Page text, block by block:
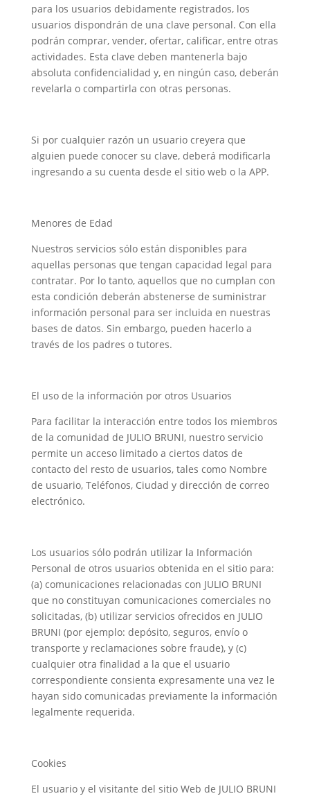
para los usuarios debidamente registrados, los
usuarios dispondrán de una clave personal. Con ella
podrán comprar, vender, ofertar, calificar, entre otras
actividades. Esta clave deben mantenerla bajo
absoluta confidencialidad y, en ningún caso, deberán
revelarla o compartirla con otras personas.
Si por cualquier razón un usuario creyera que
alguien puede conocer su clave, deberá modificarla
ingresando a su cuenta desde el sitio web o la APP.
Menores de Edad
Nuestros servicios sólo están disponibles para
aquellas personas que tengan capacidad legal para
contratar. Por lo tanto, aquellos que no cumplan con
esta condición deberán abstenerse de suministrar
información personal para ser incluida en nuestras
bases de datos. Sin embargo, pueden hacerlo a
través de los padres o tutores.
El uso de la información por otros Usuarios
Para facilitar la interacción entre todos los miembros
de la comunidad de JULIO BRUNI, nuestro servicio
permite un acceso limitado a ciertos datos de
contacto del resto de usuarios, tales como Nombre
de usuario, Teléfonos, Ciudad y dirección de correo
electrónico.
Los usuarios sólo podrán utilizar la Información
Personal de otros usuarios obtenida en el sitio para:
(a) comunicaciones relacionadas con JULIO BRUNI
que no constituyan comunicaciones comerciales no
solicitadas, (b) utilizar servicios ofrecidos en JULIO
BRUNI (por ejemplo: depósito, seguros, envío o
transporte y reclamaciones sobre fraude), y (c)
cualquier otra finalidad a la que el usuario
correspondiente consienta expresamente una vez le
hayan sido comunicadas previamente la información
legalmente requerida.
Cookies
El usuario y el visitante del sitio Web de JULIO BRUNI